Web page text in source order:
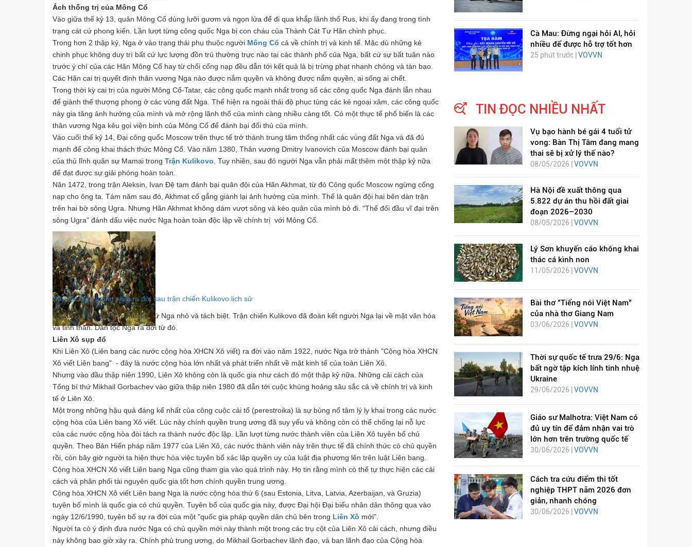
Ách thống trị của Mông Cổ
Vào giữa thế kỷ 13, quân Mông Cổ dùng lưỡi gươm và ngọn lửa để đi qua khắp lãnh thổ Rus, khi ấy đang trong tình
trạng cát cứ phong kiến. Lần lượt từng công quốc Nga bị con cháu của Thành Cát Tư Hãn chinh phục.
Trong hơn 2 thập kỷ, Nga ở vào trạng thái phụ thuộc người Mông Cổ cả về chính trị và kinh tế. Mặc dù những kẻ
chinh phục không duy trì bất cứ lực lượng đồn trú thường trực nào tại các thành phố của Nga, bất cứ sự bất tuân nào
trước ý chí của các Hãn Mông Cổ hay từ chối cống nạp đều dẫn tới kết quả là bị trừng phạt nhanh chóng và tàn bạo.
Các Hãn cai trị quyết định thân vương Nga nào được nắm quyền và không được nắm quyền, ai sống ai chết.
Trong thời kỳ cai trị của người Mông Cổ-Tatar, các công quốc mạnh nhất trong số các công quốc Nga đánh lẫn nhau
để giành thế thượng phong ở các vùng đất Nga. Thể hiện ra ngoài thái độ phục tùng các kẻ ngoại xâm, các công quốc
này gia tăng ảnh hưởng của mình và mở rộng lãnh thổ của mình càng nhiều càng tốt. Có một thực tế phổ biến là các
thân vương Nga kêu gọi viện binh của Mông Cổ để đánh bại đối thủ của mình.
Vào cuối thế kỷ 14, Đại công quốc Moscow trên thực tế trở thành trung tâm thống nhất các vùng đất Nga và đã đủ
mạnh để công khai thách thức Mông Cổ. Vào năm 1380, Thân vương Dmitry Ivanovich của Moscow đánh bại quân
của thủ lĩnh quân sự Mamai trong Trận Kulikovo . Tuy nhiên, sau đó người Nga vẫn phải mất thêm một thập kỷ nữa
để đạt được sự giải phóng hoàn toàn.
Năn 1472, trong trận Aleksin, Ivan Đệ tam đánh bại quân đội của Hãn Akhmat, từ đó Công quốc Moscow ngừng cống
nạp cho ông ta. Tám năm sau đó, Akhmat cố gắng giành lại ảnh hưởng của mình. Thế là quân đội hai bên dàn trận
trên hai bờ sông Ugra. Nhưng Hãn Akhmat không dám vượt sông và kéo quân của mình bỏ đi. "Thế đối đầu vĩ đại trên
sông Ugra" đánh dấu việc nước Nga hoàn toàn độc lập về chính trị với Mông Cổ.
Dân tộc Nga thống nhất ra đời sau trận chiến Kulikovo lịch sử
VOV.VN - Trước đây có nhiều xứ Nga nhỏ và tách biệt. Trận chiến Kulikovo đã đoàn kết người Nga lại về mặt văn hóa
và tinh thần. Dân tộc Nga ra đời từ đó.
Liên Xô sụp đổ
Khi Liên Xô (Liên bang các nước cộng hòa XHCN Xô viết) ra đời vào năm 1922, nước Nga trở thành "Cộng hòa XHCN
Xô viết Liên bang" - đây là nước cộng hòa lớn nhất và phát triển nhất về mặt kinh tế của toàn Liên Xô.
Nhưng vào đầu thập niên 1990, Liên Xô không còn là quốc gia như cách đó một thập kỷ nữa. Những cải cách của
Tổng bí thứ Mikhail Gorbachev vào giữa thập niên 1980 đã dẫn tới cuộc khủng hoảng sâu sắc cả về chính trị và kinh
tế ở Liên Xô.
Một trong những hậu quả đáng kể nhất của công cuộc cải tổ (perestroika) là sự bùng nổ tâm lý ly khai trong các nước
cộng hòa của Liên bang Xô viết. Lúc này chính quyền trung ương đã suy yếu và không còn có thể chống lại nỗ lực
của các nước cộng hòa đòi tách ra thành nước độc lập. Lần lượt từng nước thành viên của Liên Xô tuyên bố chủ
quyền. Theo Bản Hiến pháp năm 1977 của Liên Xô, các nước thành viên này trên thực tế đã chính thức có chủ quyền
rồi, còn bây giờ người ta hiện thực hóa việc tuyên bố xác lập quyền uy của luật địa phương lên trên luật Liên bang.
Cộng hòa XHCN Xô viết Liên bang Nga cũng tham gia vào quá trình này. Họ tin rằng mình có thể tự thực hiện các cải
cách và phân phối tài nguyên quốc gia tốt hơn chính quyền trung ương.
Cộng hòa XHCN Xô viết Liên bang Nga là nước cộng hòa thứ 6 (sau Estonia, Litva, Latvia, Azerbaijan, và Gruzia)
tuyên bố mình là quốc gia có chủ quyền. Tuyên bố của quốc gia này, được Đại hội Đại biểu nhân dân thông qua vào
ngày 12/6/1990, tuyên bố sự ra đời của một "quốc gia pháp quyền dân chủ bên trong Liên Xô mới".
Người ta có ý định đưa nước Nga có chủ quyền mới này thành một trong các trụ cột của Liên Xô cải cách, nhưng điều
này không bao giờ xảy ra. Chính phủ trung ương, do Mikhail Gorbachev lãnh đạo, và ban lãnh đạo của Cộng hòa
Cà Mau: Đừng ngại hỏi AI, hỏi
nhiều để được hỗ trợ tốt hơn
25 phút trước | VOVVN
TIN ĐỌC NHIỀU NHẤT
Vụ bạo hành bé gái 4 tuổi tử
vong: Bàn Thị Tâm đang mang
thai sẽ bị xử lý thế nào?
08/05/2026 | VOVVN
Hà Nội đề xuất thông qua
5.822 dự án thu hồi đất giai
đoạn 2026–2030
08/05/2026 | VOVVN
Lý Sơn khuyến cáo không khai
thác cá kình non
11/05/2026 | VOVVN
Bài thơ "Tiếng nói Việt Nam"
của nhà thơ Giang Nam
03/06/2026 | VOVVN
Thời sự quốc tế trưa 29/6: Nga
bất ngờ tập kích lính tinh nhuệ
Ukraine
29/06/2026 | VOVVN
Giáo sư Malhotra: Việt Nam có
đủ uy tín để đảm nhận vai trò
lớn hơn trên trường quốc tế
30/06/2026 | VOVVN
Cách tra cứu điểm thi tốt
nghiệp THPT năm 2026 đơn
giản, nhanh chóng
30/06/2026 |VOVVN